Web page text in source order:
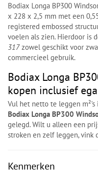
Bodiax Longa BP300
x 228 x 2,5 mm met een
registered embossed
voelen als zien. Hierdoor is
317zowel geschikt voor
commercieel gebruik.
Bodiax Longa
kopen inclusief
Vul het netto te leggen
Bodiax Longa BP300
gelegd. Wilt u alleen een
stroken en zelf leggen, vink
Kenmerken